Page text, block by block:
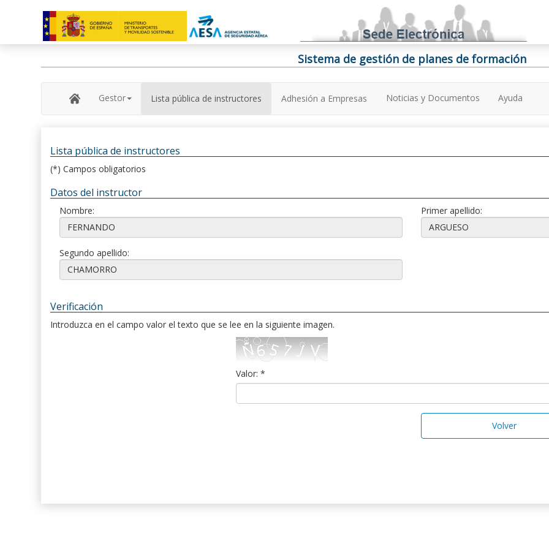
Sistema de gestión de planes de formación
Gestor Lista pública de instructores Adhesión a Empresas Noticias y Documentos Ayuda
Lista pública de instructores
(*) Campos obligatorios
Datos del instructor
Nombre: Primer apellido:
Segundo apellido:
Verificación
Introduzca en el campo valor el texto que se lee en la siguiente imagen.
Valor: *
Volver